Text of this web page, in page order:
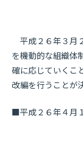
平成２６年３月
を機動的な組織体
確に応じていくこ
改編を行うことが
■平成２６年４月